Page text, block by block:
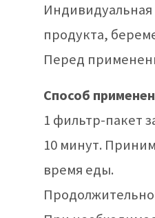
продукта,
Перед
Способ
1 фильтр-пакет
10 минут.
время еды.